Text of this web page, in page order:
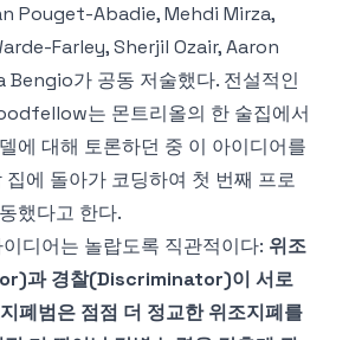
Pouget-Abadie, Mehdi Mirza,
Farley, Sherjil Ozair, Aaron
Bengio가 공동 저술했다. 전설적인
는 몬트리올의 한 술집에서
에 대해 토론하던 중 이 아이디어를
집에 돌아가 코딩하여 첫 번째 프로
했다고 한다.
디어는 놀랍도록 직관적이다: 위조
과 경찰(Discriminator)이 서로
폐범은 점점 더 정교한 위조지폐를